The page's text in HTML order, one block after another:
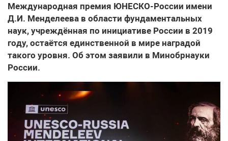
Международная премия ЮНЕСКО-России имени
Д.И. Менделеева в области фундаментальных
наук, учреждённая по инициативе России в 2019
году, остаётся единственной в мире наградой
такого уровня. Об этом заявили в Минобрнауки
России.